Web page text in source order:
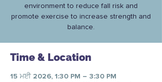
environment to reduce fall risk and
promote exercise to increase strength and
balance.
Time & Location
15 ਮਈ 2026, 1:30 PM – 3:30 PM